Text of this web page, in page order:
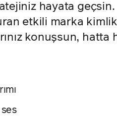
hayata geçsin.
etkili marka
konuşsun, hatta